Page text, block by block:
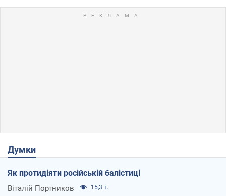
Думки
Як протидіяти російській балістиці
Віталій Портников 15,3 т.